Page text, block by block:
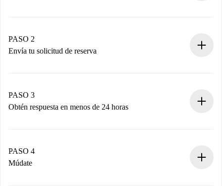
Tienes toda la información necesaria por adelantado.
PASO 2
Envía tu solicitud de reserva
propietario acepte.
PASO 3
Obtén respuesta en menos de 24 horas
contacto con el propietario.
Si es rechazada: No te haremos ningún cargo y te
PASO 4
Múdate